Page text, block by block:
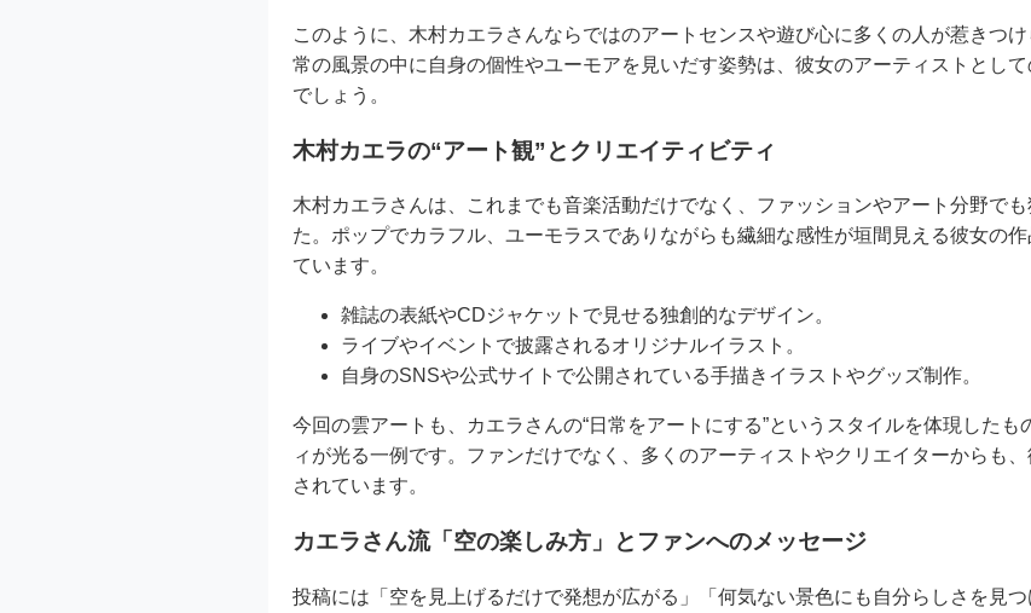
このように、木村カエラさんならではのアートセンスや遊び心に多くの人が惹きつ
常の風景の中に自身の個性やユーモアを見いだす姿勢は、彼女のアーティストとし
でしょう。
木村カエラの“アート観”とクリエイティビティ
木村カエラさんは、これまでも音楽活動だけでなく、ファッションやアート分野で
た。ポップでカラフル、ユーモラスでありながらも繊細な感性が垣間見える彼女の
ています。
雑誌の表紙やCDジャケットで見せる独創的なデザイン。
ライブやイベントで披露されるオリジナルイラスト。
自身のSNSや公式サイトで公開されている手描きイラストやグッズ制作。
今回の雲アートも、カエラさんの“日常をアートにする”というスタイルを体現した
ィが光る一例です。ファンだけでなく、多くのアーティストやクリエイターからも
されています。
カエラさん流「空の楽しみ方」とファンへのメッセージ
投稿には「空を見上げるだけで発想が広がる」「何気ない景色にも自分らしさを見